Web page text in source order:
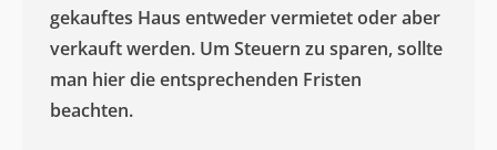
gekauftes Haus entweder vermietet oder aber
verkauft werden. Um Steuern zu sparen, sollte
man hier die entsprechenden Fristen
beachten.